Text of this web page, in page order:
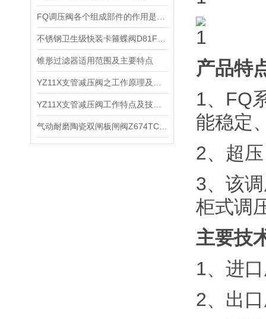
锥形过滤器适用范围及主要特点
产品特
1、FQ
能稳定
2、超
3、该
柜式调
主要技
1、进
2、出